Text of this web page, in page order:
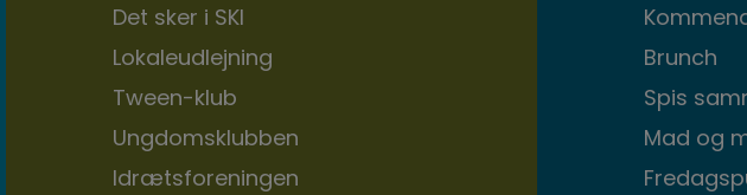
Det sker i SKI
Lokaleudlejning
Tween-klub
Ungdomsklubben
Idrætsforeningen
Brunch
Spis
Mad og